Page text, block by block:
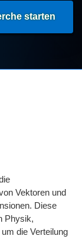
starten
Vektoren und
Diese
Physik,
die Verteilung